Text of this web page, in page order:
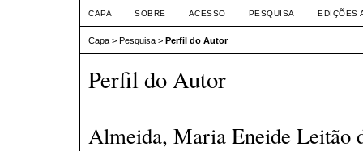
CAPA SOBRE ACESSO PESQUISA EDIÇÕES
Capa > Pesquisa > Perfil do Autor
Perfil do Autor
Almeida, Maria Eneide Leitão